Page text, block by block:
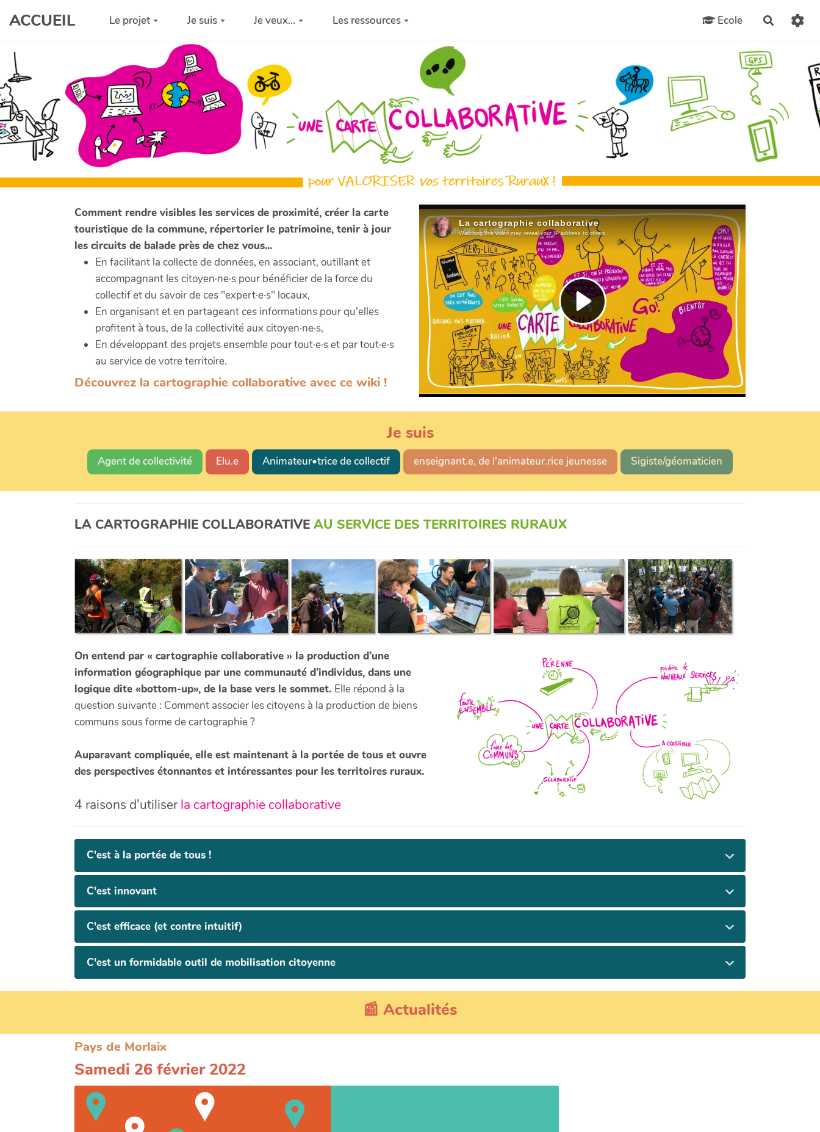
Aller au contenu principal
ACCUEIL Le projet Je suis Je veux... Les ressources Ecole
Comment rendre visibles les services de proximité, créer la carte
touristique de la commune, répertorier le patrimoine, tenir à jour
les circuits de balade près de chez vous...
En facilitant la collecte de données, en associant, outillant et
accompagnant les citoyen·ne·s pour bénéficier de la force du
collectif et du savoir de ces "expert·e·s" locaux,
En organisant et en partageant ces informations pour qu'elles
profitent à tous, de la collectivité aux citoyen·ne·s,
En développant des projets ensemble pour tout·e·s et par tout·e·s
au service de votre territoire.
Découvrez la cartographie collaborative avec ce wiki !
Je suis
Agent de collectivité Elu.e Animateur•trice de collectif enseignant.e, de l'animateur.rice jeunesse Sigiste/géomaticien
LA CARTOGRAPHIE COLLABORATIVE AU SERVICE DES TERRITOIRES RURAUX
On entend par « cartographie collaborative » la production d’une
information géographique par une communauté d’individus, dans une
logique dite «bottom-up», de la base vers le sommet. Elle répond à la
question suivante : Comment associer les citoyens à la production de biens
communs sous forme de cartographie ?
Auparavant compliquée, elle est maintenant à la portée de tous et ouvre
des perspectives étonnantes et intéressantes pour les territoires ruraux.
4 raisons d'utiliserla cartographie collaborative
C'est à la portée de tous !
C'est innovant
C'est efficace (et contre intuitif)
C'est un formidable outil de mobilisation citoyenne
📰 Actualités
Pays de Morlaix
Samedi 26 février 2022